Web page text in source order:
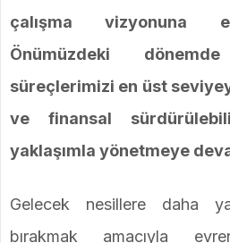
çalışma vizyonuna
Önümüzdeki
süreçlerimizi en üst
ve finansal
yaklaşımla yönetmeye
Gelecek nesillere daha
bırakmak amacıyla